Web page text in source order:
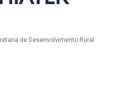
de Desenvolvimento Rural